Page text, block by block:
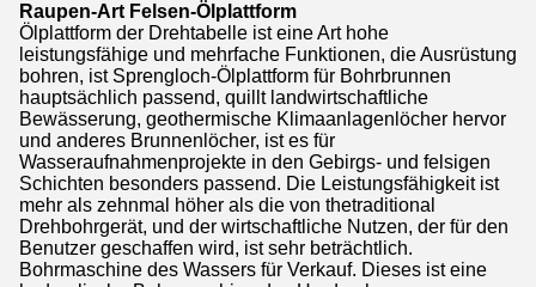
Raupen-Art Felsen-Ölplattform
Ölplattform der Drehtabelle ist eine Art hohe
leistungsfähige und mehrfache Funktionen, die Ausrüstung
bohren, ist Sprengloch-Ölplattform für Bohrbrunnen
hauptsächlich passend, quillt landwirtschaftliche
Bewässerung, geothermische Klimaanlagenlöcher hervor
und anderes Brunnenlöcher, ist es für
Wasseraufnahmenprojekte in den Gebirgs- und felsigen
Schichten besonders passend. Die Leistungsfähigkeit ist
mehr als zehnmal höher als die von thetraditional
Drehbohrgerät, und der wirtschaftliche Nutzen, der für den
Benutzer geschaffen wird, ist sehr beträchtlich.
Bohrmaschine des Wassers für Verkauf. Dieses ist eine